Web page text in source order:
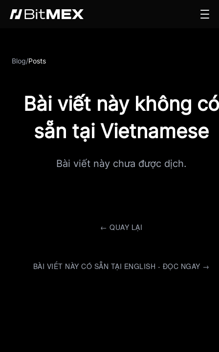
Blog/Posts
Bài viết này không có
sẵn tại Vietnamese
Bài viết này chưa được dịch.
← QUAY LẠI
BÀI VIẾT NÀY CÓ SẴN TẠI ENGLISH - ĐỌC NGAY →